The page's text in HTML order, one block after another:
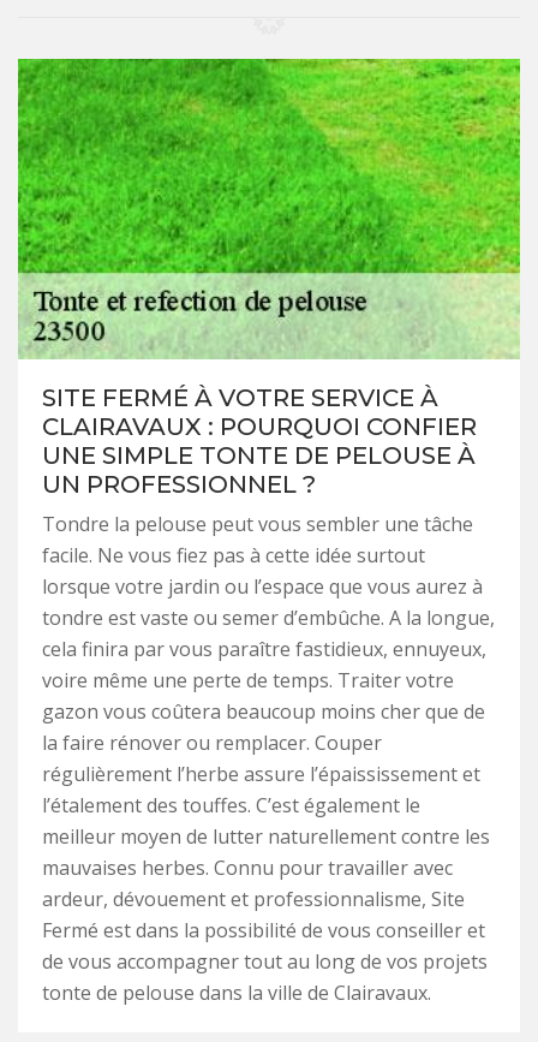
SITE FERMÉ À VOTRE SERVICE À
CLAIRAVAUX : POURQUOI CONFIER
UNE SIMPLE TONTE DE PELOUSE À
UN PROFESSIONNEL ?
Tondre la pelouse peut vous sembler une tâche
facile. Ne vous fiez pas à cette idée surtout
lorsque votre jardin ou l’espace que vous aurez à
tondre est vaste ou semer d’embûche. A la longue,
cela finira par vous paraître fastidieux, ennuyeux,
voire même une perte de temps. Traiter votre
gazon vous coûtera beaucoup moins cher que de
la faire rénover ou remplacer. Couper
régulièrement l’herbe assure l’épaississement et
l’étalement des touffes. C’est également le
meilleur moyen de lutter naturellement contre les
mauvaises herbes. Connu pour travailler avec
ardeur, dévouement et professionnalisme, Site
Fermé est dans la possibilité de vous conseiller et
de vous accompagner tout au long de vos projets
tonte de pelouse dans la ville de Clairavaux.